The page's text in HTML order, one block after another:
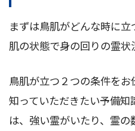
まずは鳥肌がどんな時に
肌の状態で身の回りの霊状
鳥肌が立つ２つの条件をお
知っていただきたい予備
は、強い霊がいたり、霊